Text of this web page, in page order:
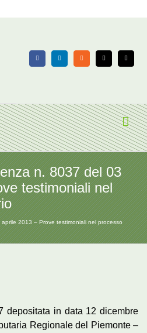
FacebookLinkedIn Rss X Email
n. 8037 del 03
testimoniali nel
2013 – Prove testimoniali nel processo
depositata in data 12 dicembre
Regionale del Piemonte –